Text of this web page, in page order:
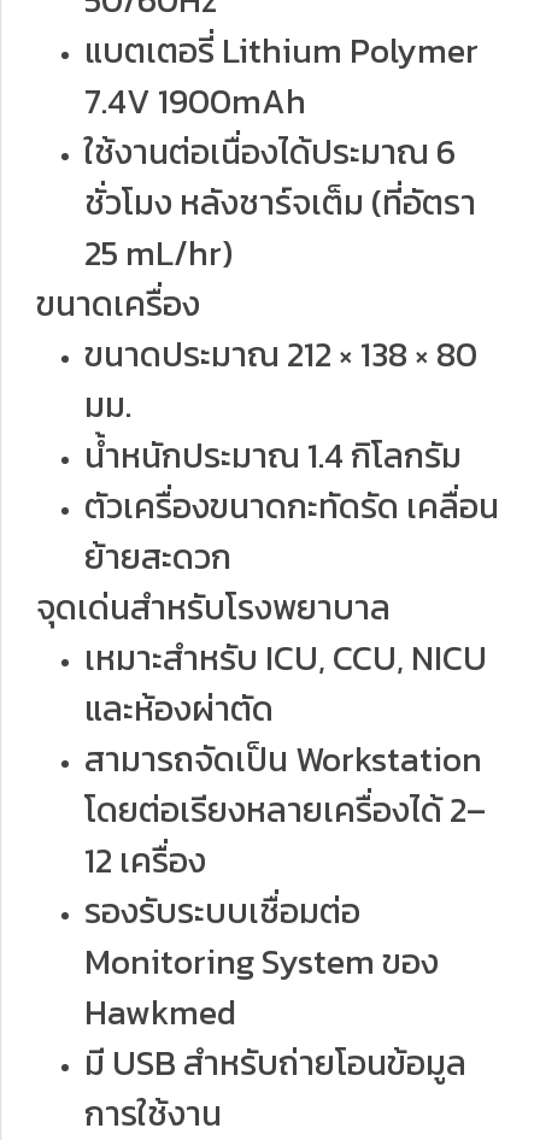
แบตเตอรี่ Lithium Polymer
7.4V 1900mAh
ใช้งานต่อเนื่องได้ประมาณ 6
ชั่วโมง หลังชาร์จเต็ม (ที่อัตรา
25 mL/hr)
ขนาดเครื่อง
ขนาดประมาณ 212 × 138 × 80
มม.
น้ำหนักประมาณ 1.4 กิโลกรัม
ตัวเครื่องขนาดกะทัดรัด เคลื่อน
ย้ายสะดวก
จุดเด่นสำหรับโรงพยาบาล
เหมาะสำหรับ ICU, CCU, NICU
และห้องผ่าตัด
สามารถจัดเป็น Workstation
โดยต่อเรียงหลายเครื่องได้ 2–
12 เครื่อง
รองรับระบบเชื่อมต่อ
Monitoring System ของ
Hawkmed
มี USB สำหรับถ่ายโอนข้อมูล
การใช้งาน